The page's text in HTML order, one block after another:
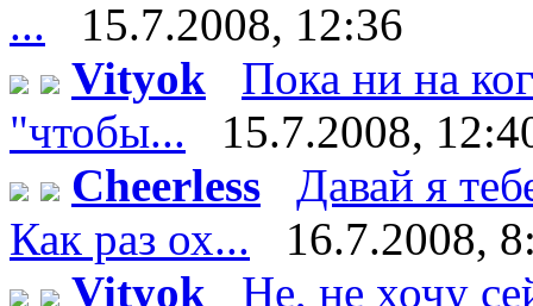
...
15.7.2008, 12:36
Vityok
Пока ни на
"чтобы...
15.7.2008,
Cheerless
Давай я
Как раз ох...
16.7.2008,
Vityok
Не, не хочу